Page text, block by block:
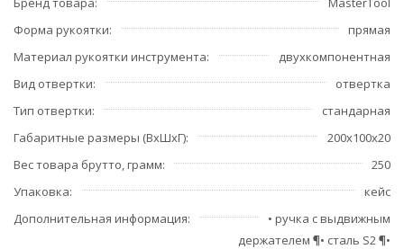
Форма рукоятки
прямая
Материал рукоятки инструмента
двухкомпонентная
Вид отвертки
отвертка
Тип отвертки
стандарная
Габаритные размеры (ВхШхГ)
200х100х20
Вес товара брутто, грамм
250
Упаковка
кейс
Дополнительная информация
• ручка с выдвижным
держателем ¶• сталь S2 ¶•